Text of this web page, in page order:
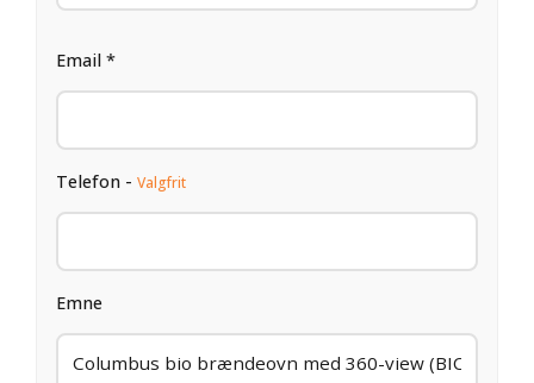
Email *
Telefon - Valgfrit
Emne